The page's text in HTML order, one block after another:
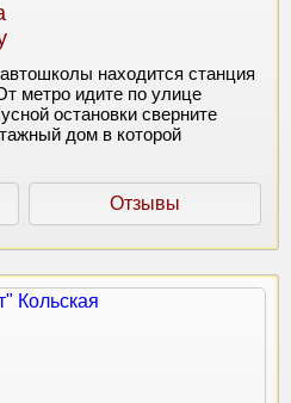
находится станция
метро идите по улице
остановки сверните
дом в которой
Отзывы